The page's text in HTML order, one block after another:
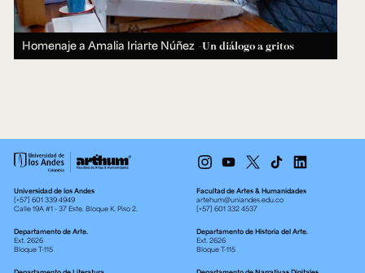
Homenaje a Amalia Iriarte Núñez -Un diálogo a gritos
Universidad de los Andes
[+57] 601 339 4949
Calle 19A #1 - 37 Este. Bloque K. Piso 2.
Facultad de Artes & Humanidades
artehum@uniandes.edu.co
[+57] 601 332 4537
Departamento de Arte.
Ext. 2626
Bloque T-115
Departamento de Historia del Arte.
Ext. 2626
Bloque T-115